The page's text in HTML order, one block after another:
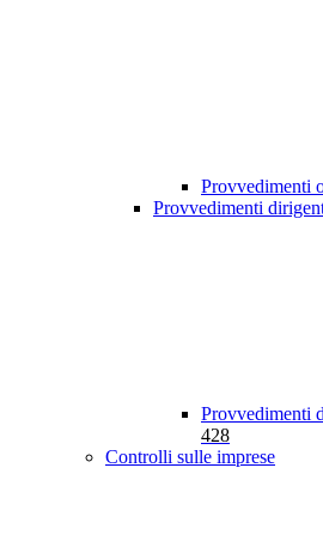
Provvedimenti
Provvedimenti
Provvedimenti
428
Controlli sulle imprese